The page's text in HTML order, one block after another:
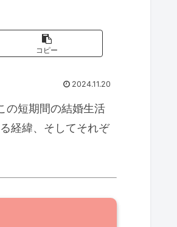
コピー
2024.11.20
の短期間の結婚生活
経緯、そしてそれぞ